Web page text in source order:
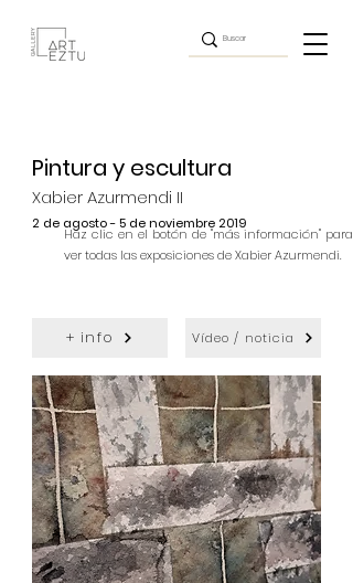
Pintura y escultura
Xabier Azurmendi II
2 de agosto - 5 de noviembre 2019
Haz clic en el botón de "más información" para
ver todas las exposiciones de Xabier Azurmendi.
+ info Vídeo / noticia